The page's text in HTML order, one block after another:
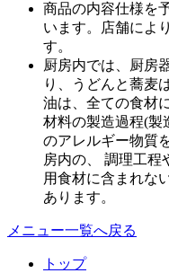
商品の内容仕様を
います。店舗によ
す。
厨房内では、厨房
り、うどんと蕎麦
油は、全ての食材
材料の製造過程(製
のアレルギー物質
房内の、 調理工程
用食材に含まれな
あります。
メニュー一覧へ戻る
トップ